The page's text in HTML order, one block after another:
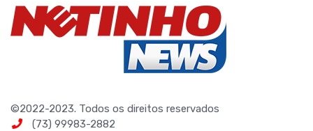
©2022-2023. Todos os direitos reservados
(73) 99983-2882